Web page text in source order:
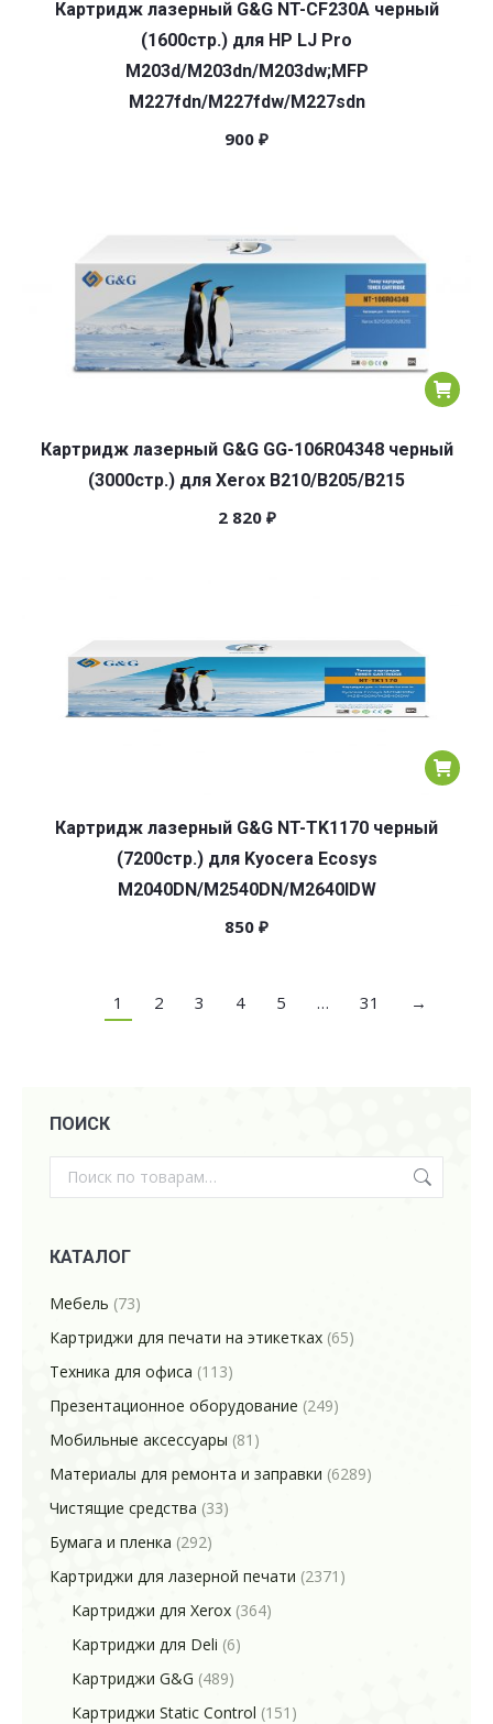
Картридж лазерный G&G NT-CF230A черный
(1600стр.) для HP LJ Pro
M203d/M203dn/M203dw;MFP
M227fdn/M227fdw/M227sdn
900 ₽
Картридж лазерный G&G GG-106R04348 черный
(3000стр.) для Xerox B210/B205/B215
2 820 ₽
Картридж лазерный G&G NT-TK1170 черный
(7200стр.) для Kyocera Ecosys
M2040DN/M2540DN/M2640IDW
850 ₽
1 2 3 4 5 … 31 →
ПОИСК
КАТАЛОГ
Мебель (73)
Картриджи для печати на этикетках (65)
Техника для офиса (113)
Презентационное оборудование (249)
Мобильные аксессуары (81)
Материалы для ремонта и заправки (6289)
Чистящие средства (33)
Бумага и пленка (292)
Картриджи для лазерной печати (2371)
Картриджи для Xerox (364)
Картриджи для Deli (6)
Картриджи G&G (489)
Картриджи Static Control (151)